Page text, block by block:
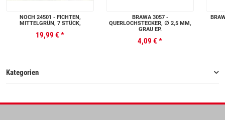
NOCH 24501 - FICHTEN,
MITTELGRÜN, 7 STÜCK,
19,99 € *
BRAWA 3057 -
QUERLOCHSTECKER, ∅ 2,5 MM,
GRAU EP.
4,09 € *
Kategorien